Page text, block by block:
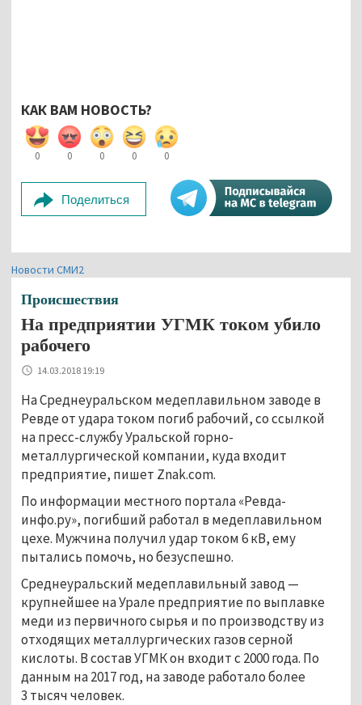
КАК ВАМ НОВОСТЬ?
0 0 0 0 0
Поделиться
Новости СМИ2
Происшествия
На предприятии УГМК током убило
рабочего
14.03.2018 19:19
На Среднеуральском медеплавильном заводе в
Ревде от удара током погиб рабочий, со ссылкой
на пресс-службу Уральской горно-
металлургической компании, куда входит
предприятие, пишет Znak.com.
По информации местного портала «Ревда-
инфо.ру», погибший работал в медеплавильном
цехе. Мужчина получил удар током 6 кВ, ему
пытались помочь, но безуспешно.
Среднеуральский медеплавильный завод —
крупнейшее на Урале предприятие по выплавке
меди из первичного сырья и по производству из
отходящих металлургических газов серной
кислоты. В состав УГМК он входит с 2000 года. По
данным на 2017 год, на заводе работало более
3 тысяч человек.